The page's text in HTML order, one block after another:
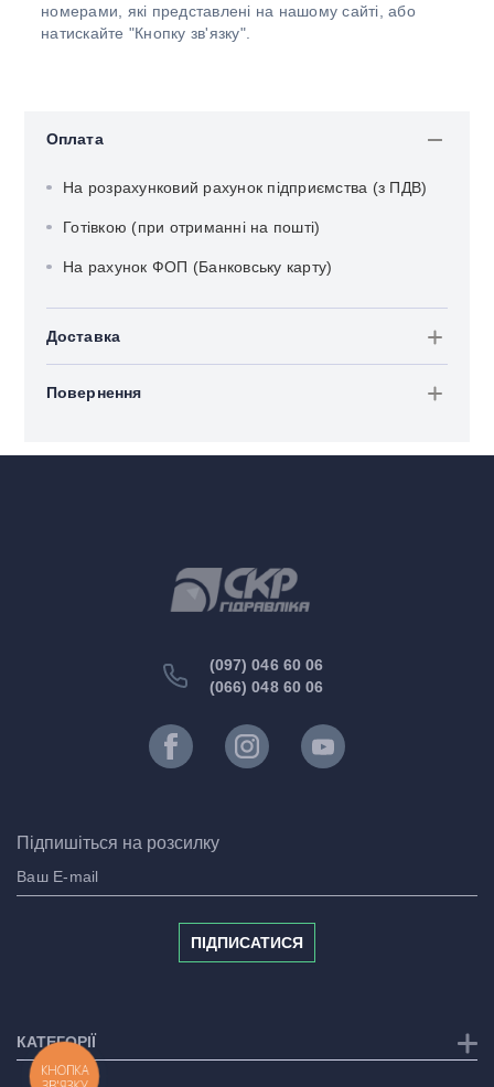
номерами, які представлені на нашому сайті, або
натискайте "Кнопку зв'язку".
Оплата
На розрахунковий рахунок підприємства (з ПДВ)
Готівкою (при отриманні на пошті)
На рахунок ФОП (Банковську карту)
Доставка
Повернення
(097) 046 60 06
(066) 048 60 06
Підпишіться на розсилку
ПІДПИСАТИСЯ
КАТЕГОРІЇ
КНОПКА